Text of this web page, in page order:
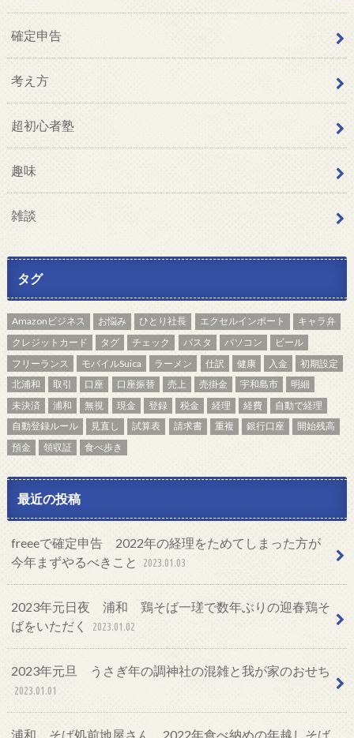
確定申告
考え方
超初心者塾
趣味
雑談
タグ
Amazonビジネス お悩み ひとり社長 エクセルインポート
キャラ弁
クレジットカード
タグ チェック パスタ パソコン
ビール
フリーランス
モバイルSuica ラーメン 仕訳 健康 入金
初期設定
北浦和
取引 口座 口座振替 売上 売掛金 宇和島市
明細
未決済
浦和 無視 現金 登録 税金 経理 経費
自動で経理
自動登録ルール
見直し 試算表 請求書 重複 銀行口座
開始残高
預金
領収証 食べ歩き
最近の投稿
freeeで確定申告 2022年の経理をためてしまった方が
今年まずやるべきこと
2023.01.03
2023年元日夜 浦和 鶏そば一瑳で数年ぶりの迎春鶏そ
ばをいただく
2023.01.02
2023年元旦 うさぎ年の調神社の混雑と我が家のおせち
2023.01.01
浦和 そば処前地屋さん 2022年食べ納めの年越しそば